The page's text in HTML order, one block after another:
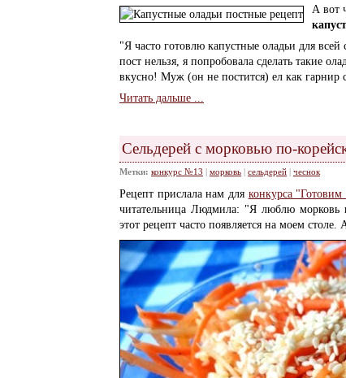
А вот
"Я часто готовлю капустные оладьи для
пост нельзя, я попробовала сделать такие
вкусно! Муж (он не постится) ел как гарнир
Читать дальше ...
Сельдерей с морковью по-
Метки: конкурс №13 морковь сельдерей чеснок
Рецепт прислала нам для конкурса
читательница Людмила: "Я люблю
этот рецепт часто появляется на моем